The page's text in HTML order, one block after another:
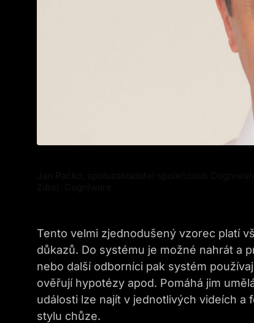
Tento velmi zjednodušený vzorec platí
důkazů. Do systému je možné nahrát a
nebo další odborníci pak systém
ověřují hypotézy apod. Pomáhá jim
události lze najít v jednotlivých videích
stylu chůze.